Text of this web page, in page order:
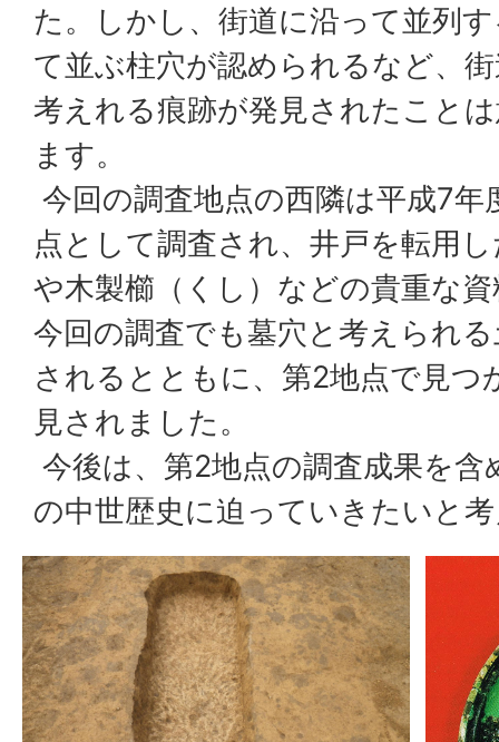
た。しかし、街道に沿って並列
て並ぶ柱穴が認められるなど、
考えれる痕跡が発見されたこと
ます。
今回の調査地点の西隣は平成7年
点として調査され、井戸を転用
や木製櫛（くし）などの貴重な
今回の調査でも墓穴と考えられ
されるとともに、第2地点で見つ
見されました。
今後は、第2地点の調査成果を
の中世歴史に迫っていきたいと